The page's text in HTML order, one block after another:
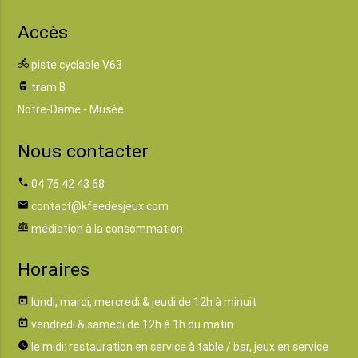
Accès
directions_bike piste cyclable V63
tram tram B
Notre-Dame - Musée
Nous contacter
phone 04 76 42 43 68
email contact@kfeedesjeux.com
balance médiation à la consommation
Horaires
today lundi, mardi, mercredi & jeudi de 12h à minuit
today vendredi & samedi de 12h à 1h du matin
watch_later le midi: restauration en service à table / bar, jeux en service